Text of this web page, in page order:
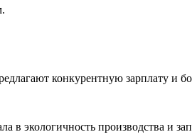
конкурентную зарплату и
экологичность производства и